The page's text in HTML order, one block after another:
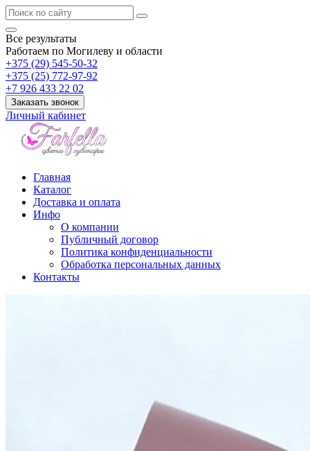
Все результаты
Работаем по Могилеву и области
+375 (29) 545-50-32
+375 (25) 772-97-92
+7 926 433 22 02
Заказать звонок
Личный кабинет
Главная
Каталог
Доставка и оплата
Инфо
О компании
Публичный договор
Политика конфиденциальности
Обработка персональных данных
Контакты